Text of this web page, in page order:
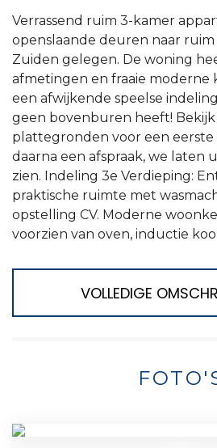
Verrassend ruim 3-kamer
openslaande deuren naar
Zuiden gelegen. De woning
afmetingen en fraaie moderne
een afwijkende speelse
geen bovenburen heeft! Bekijk
plattegronden voor een eerste
daarna een afspraak, we laten
zien. Indeling 3e Verdieping:
praktische ruimte met
opstelling CV. Moderne
voorzien van oven, inductie
VOLLEDIGE